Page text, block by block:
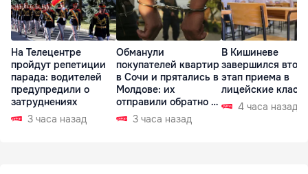
На Телецентре
пройдут репетиции
парада: водителей
предупредили о
затруднениях
3 часа назад
Обманули
покупателей квартир
в Сочи и прятались в
Молдове: их
отправили обратно в
РФ 3 часа назад
В Кишиневе
завершился
этап приема в
лицейские
4 часа назад